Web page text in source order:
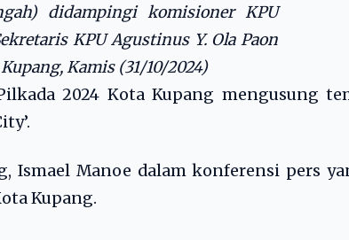
didampingi komisioner KPU
KPU Agustinus Y. Ola Paon
Kamis (31/10/2024)
2024 Kota Kupang mengusung
Ismael Manoe dalam konferensi pers
Kupang.